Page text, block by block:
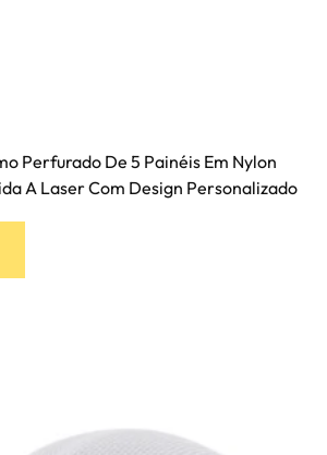
Perfurado De 5 Painéis Em Nylon
A Laser Com Design Personalizado